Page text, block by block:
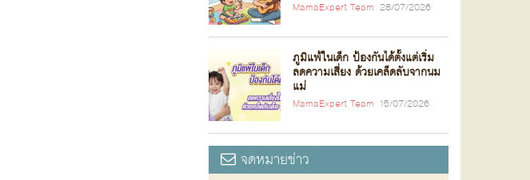
MamaExpert Team 28/07/2026
ภูมิแพ้ในเด็ก ป้องกันได้ตั้งแต่เริ่ม
ลดความเสี่ยง ด้วยเคล็ดลับจากนม
แม่
MamaExpert Team 15/07/2026
จดหมายข่าว